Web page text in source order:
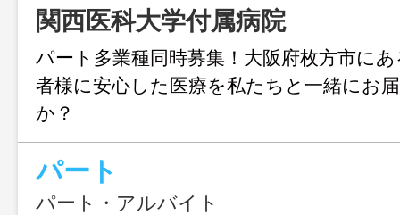
関西医科大学付属病院
パート多業種同時募集！大阪府枚方市に
者様に安心した医療を私たちと一緒にお
か？
パート
パート・アルバイト